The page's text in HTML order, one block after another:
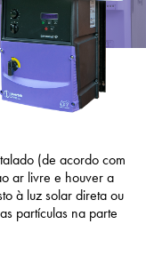
(de acordo com
ar livre e houver a
à luz solar direta ou
partículas na parte
iSource Logar